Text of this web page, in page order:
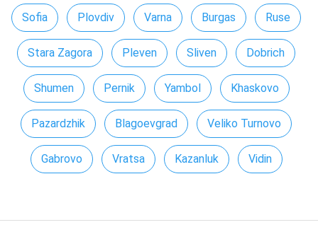
Sofia Plovdiv Varna Burgas Ruse
Stara Zagora Pleven Sliven Dobrich
Shumen Pernik Yambol Khaskovo
Pazardzhik Blagoevgrad Veliko Turnovo
Gabrovo Vratsa Kazanluk Vidin